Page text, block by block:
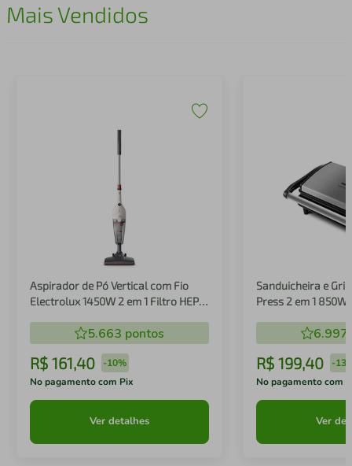
Mais Vendidos
Aspirador de Pó Vertical com Fio
Electrolux 1450W 2 em 1 Filtro HEPA
5.663 pontos
R$ 161,40 -10%
No pagamento com Pix
Ver detalhes
Sanduicheira e
Press 2 em 1 850W
6.997
R$ 199,40 -
No pagamento com
Ver